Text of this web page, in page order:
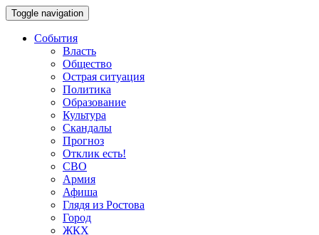
Toggle navigation
События
Власть
Общество
Острая ситуация
Политика
Образование
Культура
Скандалы
Прогноз
Отклик есть!
СВО
Армия
Афиша
Глядя из Ростова
Город
ЖКХ